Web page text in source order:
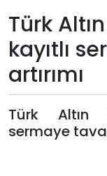
Künye
Giriş
Yap
Türk
kayıtlı
artırımı
Türk Altın
sermaye